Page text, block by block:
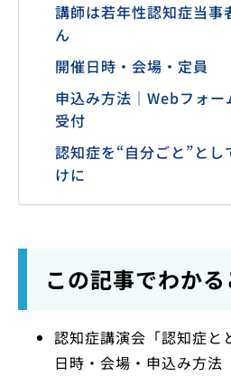
講師は若年性認知症当事
ん
開催日時・会場・定員
申込み方法｜Webフォー
受付
認知症を“自分ごと”とし
けに
この記事でわかる
認知症講演会「認知症と
日時・会場・申込み方法